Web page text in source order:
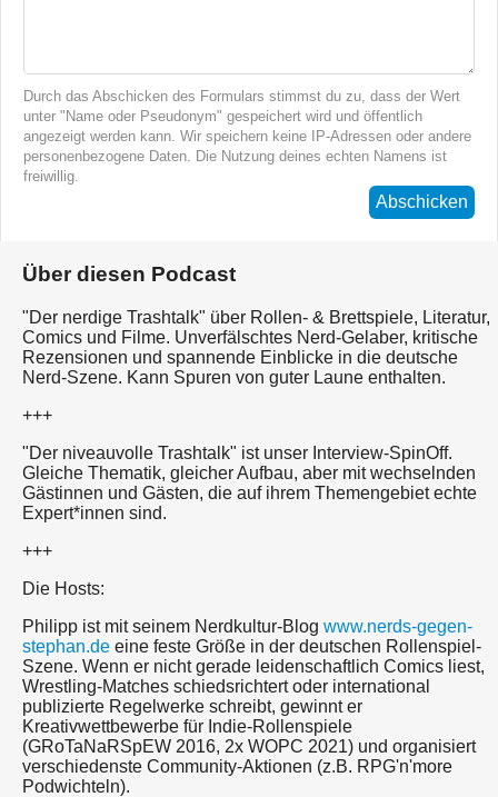
Durch das Abschicken des Formulars stimmst du zu, dass der Wert
unter "Name oder Pseudonym" gespeichert wird und öffentlich
angezeigt werden kann. Wir speichern keine IP-Adressen oder andere
personenbezogene Daten. Die Nutzung deines echten Namens ist
freiwillig.
Abschicken
Über diesen Podcast
"Der nerdige Trashtalk" über Rollen- & Brettspiele, Literatur,
Comics und Filme. Unverfälschtes Nerd-Gelaber, kritische
Rezensionen und spannende Einblicke in die deutsche
Nerd-Szene. Kann Spuren von guter Laune enthalten.
+++
"Der niveauvolle Trashtalk" ist unser Interview-SpinOff.
Gleiche Thematik, gleicher Aufbau, aber mit wechselnden
Gästinnen und Gästen, die auf ihrem Themengebiet echte
Expert*innen sind.
+++
Die Hosts:
Philipp ist mit seinem Nerdkultur-Blog www.nerds-gegen-
stephan.de eine feste Größe in der deutschen Rollenspiel-
Szene. Wenn er nicht gerade leidenschaftlich Comics liest,
Wrestling-Matches schiedsrichtert oder international
publizierte Regelwerke schreibt, gewinnt er
Kreativwettbewerbe für Indie-Rollenspiele
(GRoTaNaRSpEW 2016, 2x WOPC 2021) und organisiert
verschiedenste Community-Aktionen (z.B. RPG'n'more
Podwichteln).